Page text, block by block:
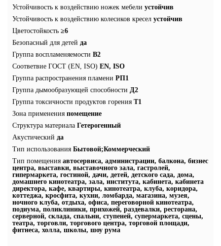
Устойчивость к воздействию ножек мебели устойчив
Устойчивость к воздействию колесиков кресел устойчив
Цветостойкость ≥6
Безопасный для детей да
Группа воспламеняемости В2
Соответвие ГОСТ (EN, ISO) EN, ISO
Группа распространения пламени РП1
Группа дымообразующей способности Д2
Группа токсичности продуктов горения Т1
Зона применения помещение
Структура материала Гетерогенный
Акустический да
Тип использования Бытовой;Коммерческий
Тип помещения автосервиса, администрации, балкона, бизнес
центра, выставки, выставочного зала, гастролей,
гипермаркета, гостиной, дачи, детей, детского сада, дома,
домашнего кинотеатра, зала, института, кабинета, кабинета
директора, кафе, квартиры, кинотеатра, клуба, коридора,
коттеджа, кросфита, кухни, ломбарда, магазина, музея,
ночного клуба, отдыха, офиса, переговорной кинотеатра,
подиума, поликлиники, прихожей, раздевалки, ресторана,
серверной, склада, спальни, ступеней, супермаркета, сцены,
театра, торговли, торгового центра, торговой площади,
фитнеса, холла, школы, шоу рума